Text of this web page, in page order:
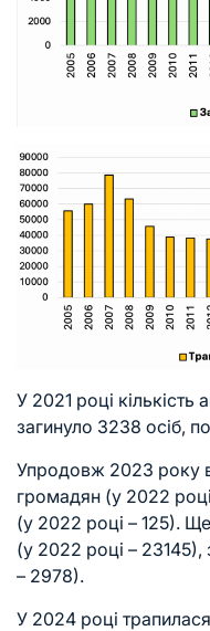
У 2021 році кількість
загинуло 3238 осіб,
Упродовж 2023 року
громадян (у 2022 році
(у 2022 році – 125).
(у 2022 році – 23145),
– 2978).
У 2024 році